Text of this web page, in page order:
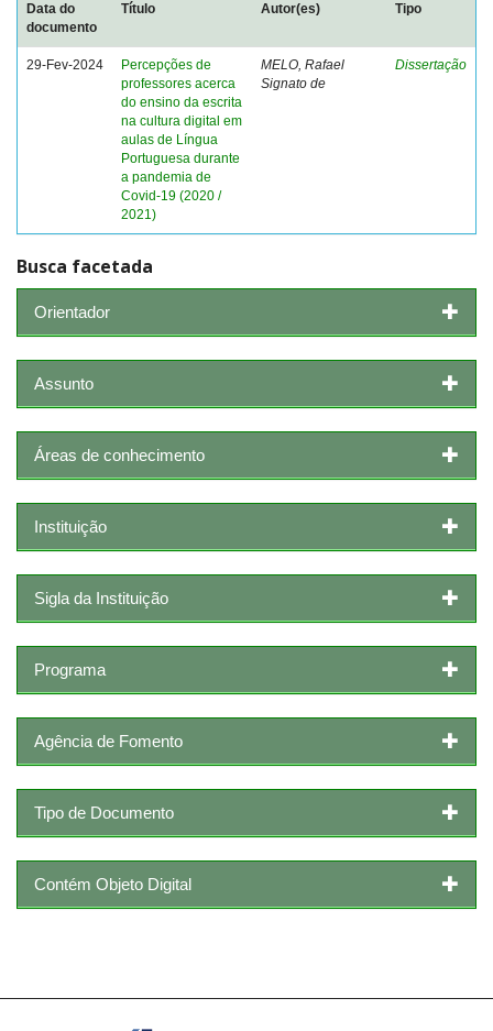
Data do
documento
Título Autor(es) Tipo
29-Fev-2024
Percepções de
professores acerca
do ensino da escrita
na cultura digital em
aulas de Língua
Portuguesa durante
a pandemia de
Covid-19 (2020 /
2021)
MELO, Rafael
Signato de
Dissertação
Busca facetada
Orientador
Assunto
Áreas de conhecimento
Instituição
Sigla da Instituição
Programa
Agência de Fomento
Tipo de Documento
Contém Objeto Digital